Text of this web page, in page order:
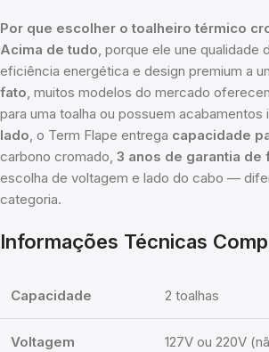
Por que escolher o toalheiro térmico
Acima de tudo, porque ele une qualidade
eficiência energética e design premium a
fato, muitos modelos do mercado
para uma toalha ou possuem acabamentos
lado, o Term Flape entrega capacidade
carbono cromado, 3 anos de garantia de
escolha de voltagem e lado do cabo —
categoria.
Informações Técnicas
Capacidade 2 toalhas
Voltagem 127V ou 220V